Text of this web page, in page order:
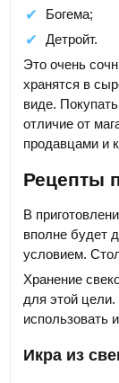
Богема;
Детройт.
Это очень
хранятся в
виде.
отличие от
продавцами и
Рецепты
В
вполне будет
условием.
Хранение
для этой
использовать
Икра из